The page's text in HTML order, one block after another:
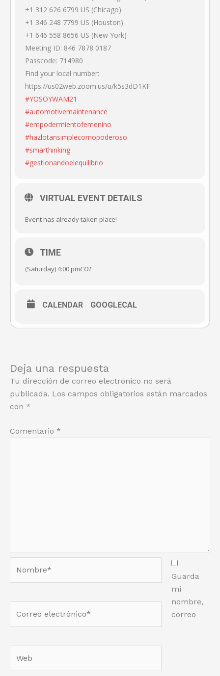
+1 312 626 6799 US (Chicago)
+1 346 248 7799 US (Houston)
+1 646 558 8656 US (New York)
Meeting ID: 846 7878 0187
Passcode: 714980
Find your local number:
https://us02web.zoom.us/u/k5s3dD1KF
#YOSOYWAM21
#automotivemaintenance
#empodermientofemenino
#hazlotansimplecomopoderoso
#smarthinking
#gestionandoelequilibrio
VIRTUAL EVENT DETAILS
Event has already taken place!
TIME
(Saturday) 4:00 pmCOT
CALENDAR GOOGLECAL
Deja una respuesta
Tu dirección de correo electrónico no será
publicada. Los campos obligatorios están marcados
con *
Comentario *
electrónico*
Guarda
mi
nombre,
correo